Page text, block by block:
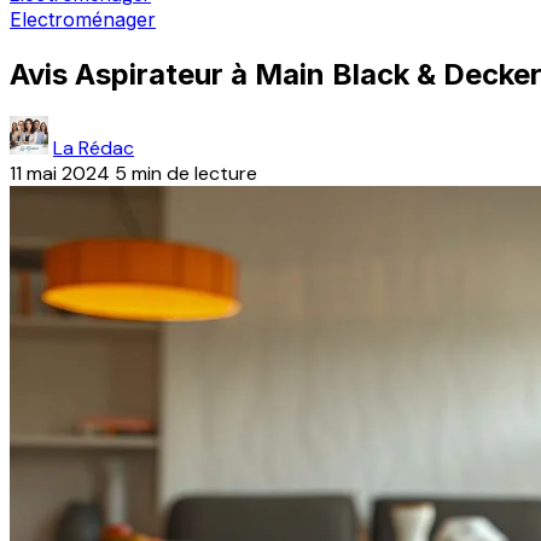
Electroménager
Avis Aspirateur à Main Black &
La Rédac
11 mai 2024 5 min de lecture